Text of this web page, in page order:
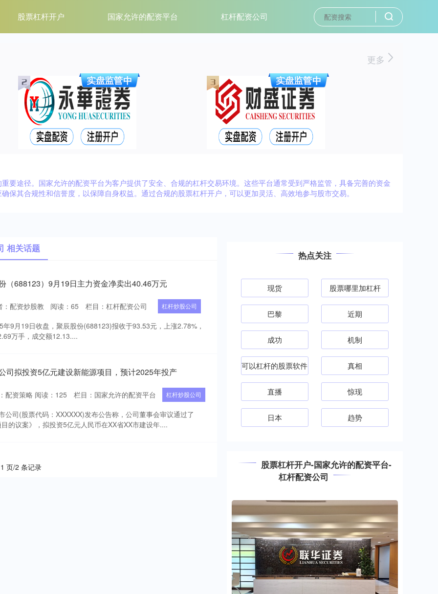
股票杠杆开户 国家允许的配资平台 杠杆配资公司
更多
要途径。国家允许的配资平台为客户提供了安全、合规的杠杆交易环境。这些平台通常受到严格监管，具备完善的资金
保其合规性和信誉度，以保障自身权益。通过合规的股票杠杆开户，可以更加灵活、高效地参与股市交易。
相关话题
（688123）9月19日主力资金净卖出40.46万元
：配资炒股教 阅读： 65 栏目： 杠杆配资公司 杠杆炒股公司
9月19日收盘，聚辰股份(688123)报收于93.53元，上涨2.78%，
万手，成交额12.13....
司拟投资5亿元建设新能源项目，预计2025年投产
配资策略 阅读： 125 栏目： 国家允许的配资平台 杠杆炒股公司
公司(股票代码：XXXXXX)发布公告称，公司董事会审议通过了
的议案》，拟投资5亿元人民币在XX省XX市建设年....
页/2 条记录
热点关注
现货 股票哪里加杠杆
巴黎 近期
成功 机制
可以杠杆的股票软件 真相
直播 惊现
日本 趋势
股票杠杆开户-国家允许的配资平台-
杠杆配资公司